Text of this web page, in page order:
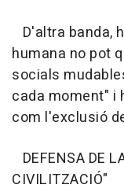
D'altra banda,
humana no pot
socials
cada moment" i
com l'exclusió
DEFENSA DE
CIVILITZACIÓ"